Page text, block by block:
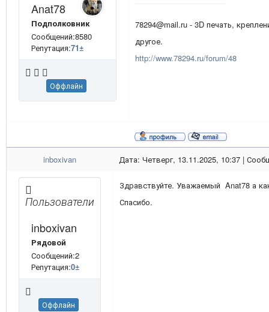
Anat78
Подполковник
Сообщений:8580
Репутация:71±
Оффлайн
78294@mail.ru - 3D печать,
другое.
http://www.78294.ru/forum/48
inboxivan Дата: Четверг, 13.11.2025, 10:37 |
Пользователи
inboxivan
Рядовой
Сообщений:2
Репутация:0±
Оффлайн
Здравствуйте. Уважаемый Anat78 а
Спасибо.